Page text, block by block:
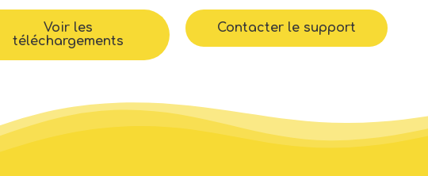
Voir les
téléchargements
Contacter le support